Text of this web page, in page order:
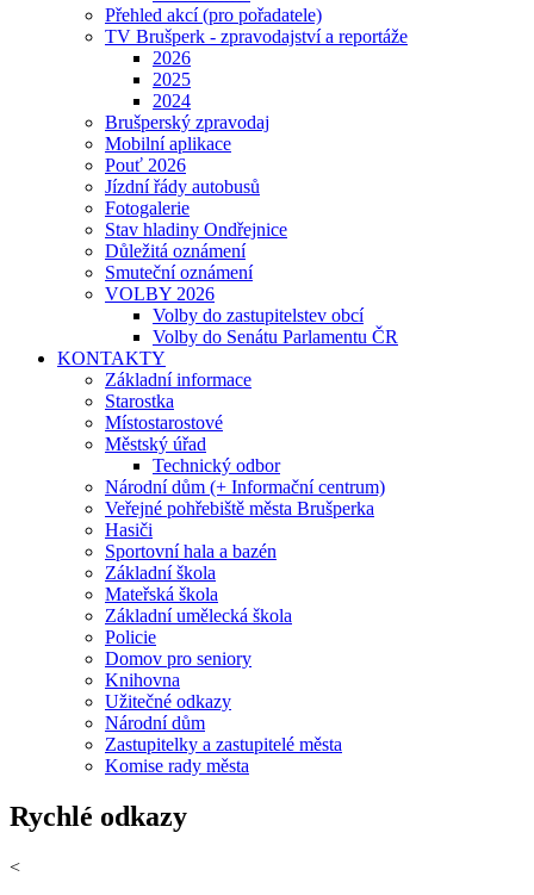
Přehled akcí (pro pořadatele)
TV Brušperk - zpravodajství a reportáže
2026
2025
2024
Brušperský zpravodaj
Mobilní aplikace
Pouť 2026
Jízdní řády autobusů
Fotogalerie
Stav hladiny Ondřejnice
Důležitá oznámení
Smuteční oznámení
VOLBY 2026
Volby do zastupitelstev obcí
Volby do Senátu Parlamentu ČR
KONTAKTY
Základní informace
Starostka
Místostarostové
Městský úřad
Technický odbor
Národní dům (+ Informační centrum)
Veřejné pohřebiště města Brušperka
Hasiči
Sportovní hala a bazén
Základní škola
Mateřská škola
Základní umělecká škola
Policie
Domov pro seniory
Knihovna
Užitečné odkazy
Národní dům
Zastupitelky a zastupitelé města
Komise rady města
Rychlé odkazy
<